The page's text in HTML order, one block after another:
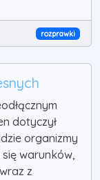
rozprawki
dotyczył
organizmy
warunków,
z